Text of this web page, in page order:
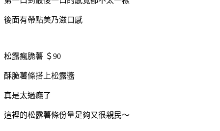
後面有帶點美乃滋口感
松露瘋脆薯 ＄90
酥脆薯條搭上松露醬
真是太過癮了
這裡的松露薯條份量足夠又很親民～